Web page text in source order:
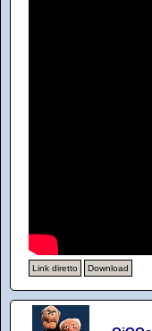
Link diretto Download